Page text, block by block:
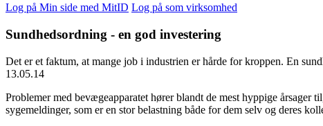
Log på Min side med MitID Log på som virksomhed
Sundhedsordning - en god investering
Det er et faktum, at mange job i industrien er hårde for kroppen. En
13.05.14
Problemer med bevægeapparatet hører blandt de mest hyppige årsager
sygemeldinger, som er en stor belastning både for dem selv og deres